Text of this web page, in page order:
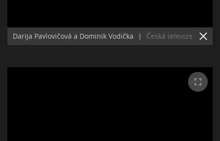
Darija Pavlovičová a Dominik Vodička | Česká televize